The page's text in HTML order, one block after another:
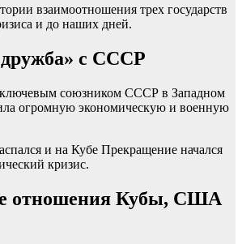
взаимоотношения трех государств
и до наших дней.
с СССР
ключевым союзником СССР в Западном
огромную экономическую и военную
и на Кубе Прекращение начался
кризис.
отношения Кубы, США